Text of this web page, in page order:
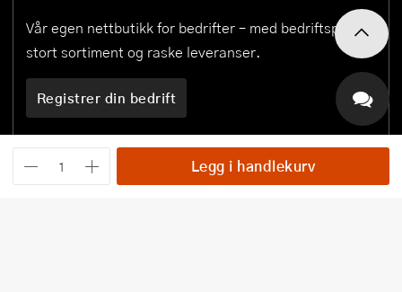
Legg i handlekurv
Vår egen nettbutikk for bedrifter – med bedriftspriser,
stort sortiment og raske leveranser.
Registrer din bedrift